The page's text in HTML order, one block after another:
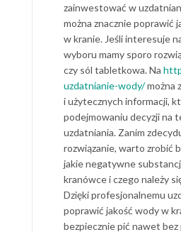
zainwestować w
można znacznie poprawić
w kranie. Jeśli interesuje
wyboru mamy sporo
czy sól tabletkowa. Na
uzdatnianie-wody/można
i użytecznych informacji,
podejmowaniu decyzji na
uzdatniania. Zanim
rozwiązanie, warto zrobić
jakie negatywne
kranówce i czego należy
Dzięki profesjonalnemu
poprawić jakość wody w
bezpiecznie pić nawet